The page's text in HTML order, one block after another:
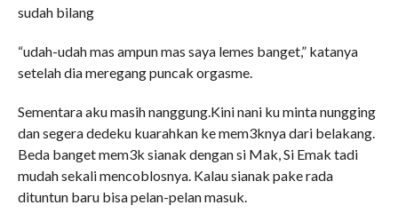
sudah bilang
“udah-udah mas ampun mas saya lemes banget,” katanya
setelah dia meregang puncak orgasme.
Sementara aku masih nanggung.Kini nani ku minta nungging
dan segera dedeku kuarahkan ke mem3knya dari belakang.
Beda banget mem3k sianak dengan si Mak, Si Emak tadi
mudah sekali mencoblosnya. Kalau sianak pake rada
dituntun baru bisa pelan-pelan masuk.